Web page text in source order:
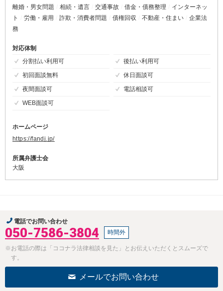
離婚・男女問題
相続・遺言 交通事故 借金・債務整理
インターネッ
ト
労働・雇用 詐欺・消費者問題 債権回収 不動産・住まい
企業法
務
対応体制
分割払い利用可
後払い利用可
初回面談無料
休日面談可
夜間面談可
電話相談可
WEB面談可
ホームページ
https://fandj.jp/
所属弁護士会
大阪
電話でお問い合わせ
050-7586-3804 時間外
※お電話の際は「ココナラ法律相談を見た」とお伝えいただくとスムーズで
す。
メールでお問い合わせ